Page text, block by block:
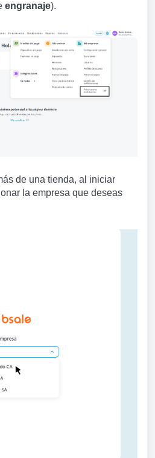
engranaje).
de una tienda, al iniciar
la empresa que deseas